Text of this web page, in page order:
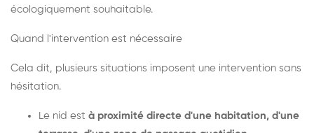
écologiquement souhaitable.
Quand l'intervention est nécessaire
Cela dit, plusieurs situations imposent une intervention sans
hésitation.
Le nid est à proximité directe d'une habitation, d'une